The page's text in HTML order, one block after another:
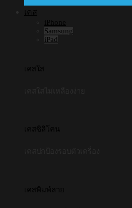
เคส
iPhone
Samsung
iPad
เคสใส
เคสซิลิโคน
เคสพิมพ์ลาย